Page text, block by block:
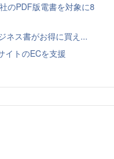
のPDF版電書を対象に8
ネス書がお得に買え...
イトのECを支援